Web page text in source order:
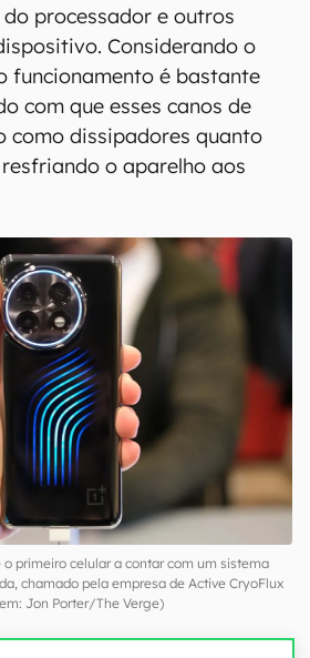
processador e outros
Considerando o
funcionamento é bastante
com que esses canos de
como dissipadores quanto
o aparelho aos
o primeiro celular a contar com um sistema
chamado pela empresa de Active CryoFlux
Jon Porter/The Verge)